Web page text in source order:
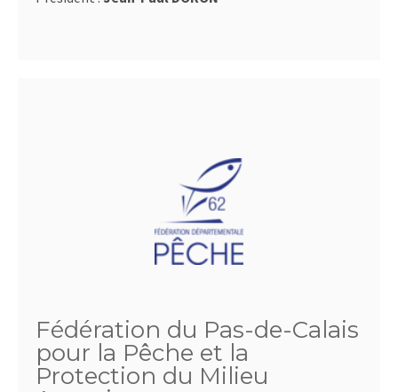
Fédération du Pas-de-Calais
pour la Pêche et la
Protection du Milieu